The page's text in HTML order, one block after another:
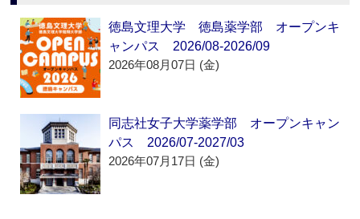
徳島文理大学 徳島薬学部 オープンキ
ャンパス 2026/08-2026/09
2026年08月07日 (金)
同志社女子大学薬学部 オープンキャン
パス 2026/07-2027/03
2026年07月17日 (金)